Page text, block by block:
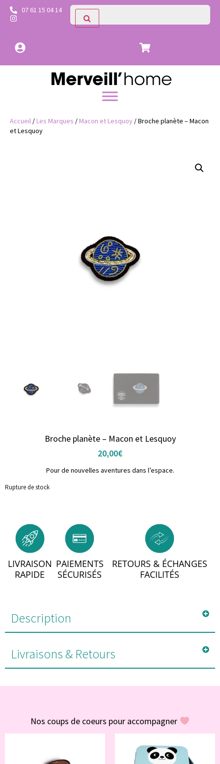
07 61 15 04 14
Accueil /Les Marques /Macon et Lesquoy / Broche planète – Macon
et Lesquoy
Broche planète – Macon et Lesquoy
20,00€
Pour de nouvelles aventures dans l’espace.
Rupture de stock
LIVRAISON
RAPIDE
PAIEMENTS
SÉCURISÉS
RETOURS & ÉCHANGES
FACILITÉS
Description
Livraisons & Retours
Nos coups de coeurs pour accompagner